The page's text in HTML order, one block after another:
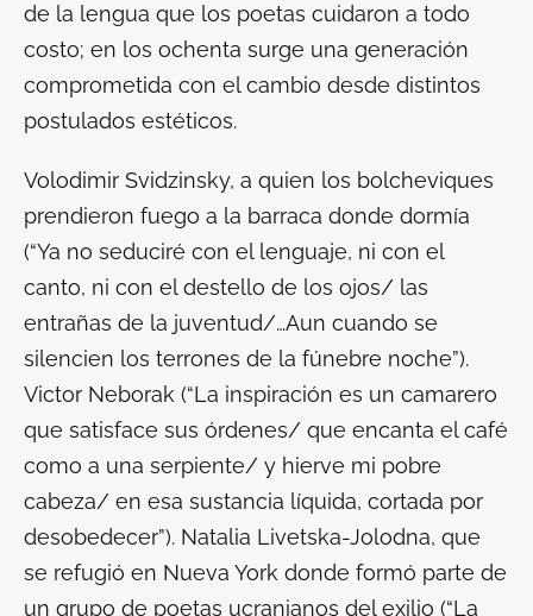
de la lengua que los poetas cuidaron a todo
costo; en los ochenta surge una generación
comprometida con el cambio desde distintos
postulados estéticos.
Volodimir Svidzinsky, a quien los bolcheviques
prendieron fuego a la barraca donde dormía
(“Ya no seduciré con el lenguaje, ni con el
canto, ni con el destello de los ojos/ las
entrañas de la juventud/…Aun cuando se
silencien los terrones de la fúnebre noche”).
Victor Neborak (“La inspiración es un camarero
que satisface sus órdenes/ que encanta el café
como a una serpiente/ y hierve mi pobre
cabeza/ en esa sustancia líquida, cortada por
desobedecer”). Natalia Livetska-Jolodna, que
se refugió en Nueva York donde formó parte de
un grupo de poetas ucranianos del exilio (“La